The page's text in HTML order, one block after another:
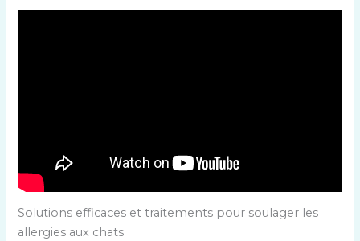
Solutions efficaces et traitements pour soulager les
allergies aux chats